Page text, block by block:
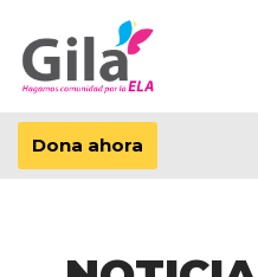
Saltar
al
contenido
Dona ahora